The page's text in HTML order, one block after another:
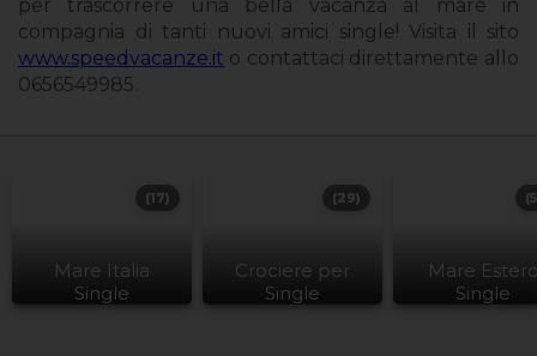
per trascorrere una bella vacanza al mare in
compagnia di tanti nuovi amici single! Visita il sito
www.speedvacanze.it o contattaci direttamente allo
0656549985.
Mare Italia
Single
(17)
Crociere per
Single
(29)
Mare
Single